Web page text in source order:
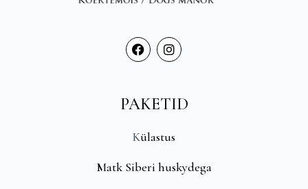
PAKETID
Külastus
Matk Siberi huskydega